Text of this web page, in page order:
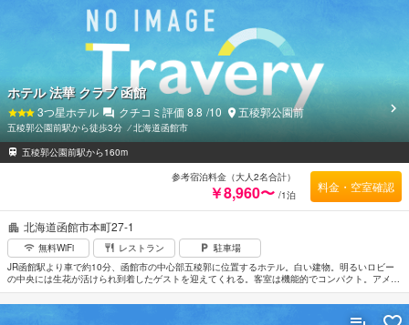
北海道函館市本町27-1
無料WiFi レストラン
駐車場
JR函館駅より車で約10分、函館市の中心部五稜郭に位置するホテル。白い建物。明るいロビー
の中央には生花が活けられ到着したゲストを迎えてくれる。客室は機能的でコンパクト。アメニ
ティも充実している。新撰組の土方歳三で有名な史跡「五稜郭公園」まで徒歩約8分。世界三大
夜景に数えられる函館山の夜景へは路面電車と徒歩で約40分。函館空港から車で約20分。
ホテル 法華 クラブ 函館
3つ星ホテル クチコミ評価 8.8 /10 五稜郭公園前
五稜郭公園前駅から徒歩3分 ⁄北海道函館市
五稜郭公園前駅から160m
参考宿泊料金（大人2名合計）
￥8,960〜 /1泊
料金・空室確認